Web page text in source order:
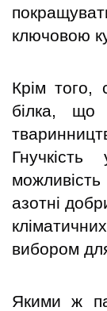
ключовою
Крім
білка, що
азотні
вибором
Якими ж